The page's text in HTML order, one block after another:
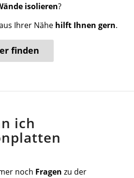
isolieren?
Ihrer Nähe hilft Ihnen gern.
finden
ich
noch Fragen zu der